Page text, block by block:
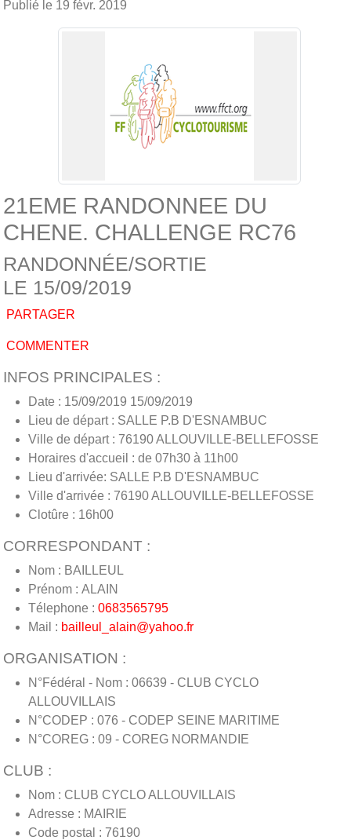
Publié le 19 févr. 2019
21EME RANDONNEE DU
CHENE. CHALLENGE RC76
RANDONNÉE/SORTIE
LE 15/09/2019
PARTAGER
COMMENTER
INFOS PRINCIPALES :
Date : 15/09/2019 15/09/2019
Lieu de départ : SALLE P.B D'ESNAMBUC
Ville de départ : 76190 ALLOUVILLE-BELLEFOSSE
Horaires d'accueil : de 07h30 à 11h00
Lieu d'arrivée: SALLE P.B D'ESNAMBUC
Ville d'arrivée : 76190 ALLOUVILLE-BELLEFOSSE
Clotûre : 16h00
CORRESPONDANT :
Nom : BAILLEUL
Prénom : ALAIN
Télephone : 0683565795
Mail : bailleul_alain@yahoo.fr
ORGANISATION :
N°Fédéral - Nom : 06639 - CLUB CYCLO
ALLOUVILLAIS
N°CODEP : 076 - CODEP SEINE MARITIME
N°COREG : 09 - COREG NORMANDIE
CLUB :
Nom : CLUB CYCLO ALLOUVILLAIS
Adresse : MAIRIE
Code postal : 76190